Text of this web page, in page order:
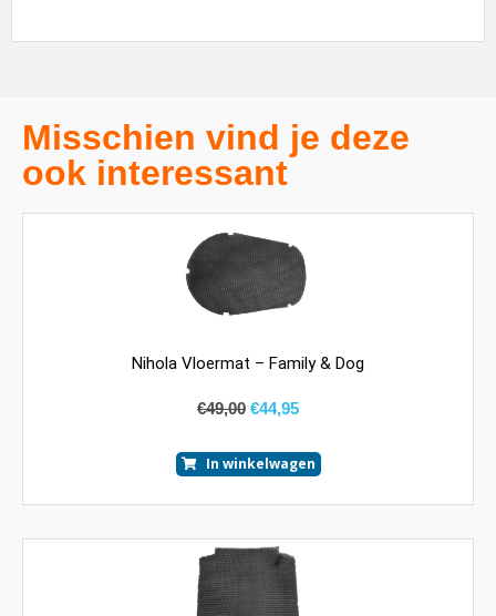
Misschien vind je deze
ook interessant
Nihola Vloermat – Family & Dog
€49,00 €44,95
In winkelwagen